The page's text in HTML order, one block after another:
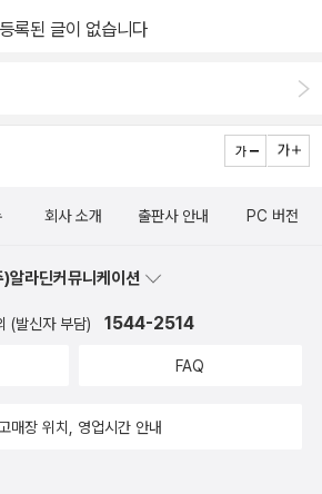
등록된 글이 없습니다
회사 소개 출판사 안내 PC 버전
)알라딘커뮤니케이션
(발신자 부담) 1544-2514
FAQ
매장 위치, 영업시간 안내